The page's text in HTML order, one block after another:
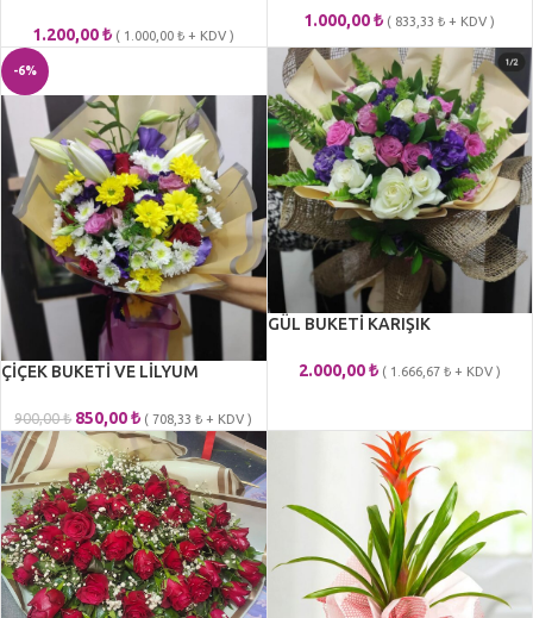
1.200,00₺ ( 1.000,00₺ + KDV )
1.000,00₺ ( 833,33₺ + KDV )
-6%
ÇİÇEK BUKETİ VE LİLYUM
900,00₺ 850,00₺ (708,33₺ + KDV )
GÜL BUKETİ KARIŞIK
2.000,00₺ ( 1.666,67 ₺+ KDV )